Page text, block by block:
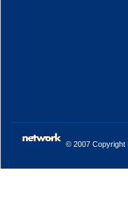
© 2007 Copyright